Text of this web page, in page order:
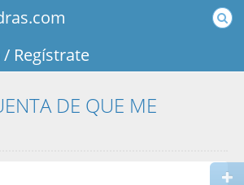
/ Regístrate
DE QUE ME